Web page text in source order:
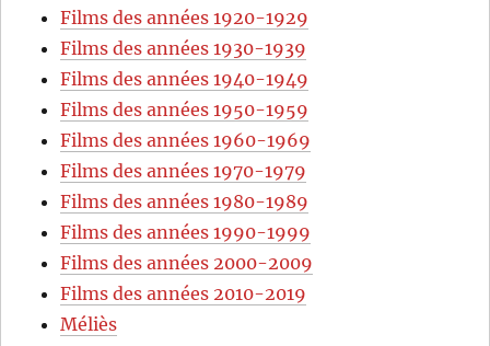
Films des années 1920-1929
Films des années 1930-1939
Films des années 1940-1949
Films des années 1950-1959
Films des années 1960-1969
Films des années 1970-1979
Films des années 1980-1989
Films des années 1990-1999
Films des années 2000-2009
Films des années 2010-2019
Méliès